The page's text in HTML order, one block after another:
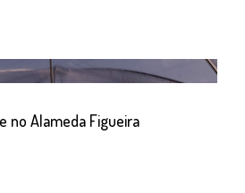
no Alameda Figueira